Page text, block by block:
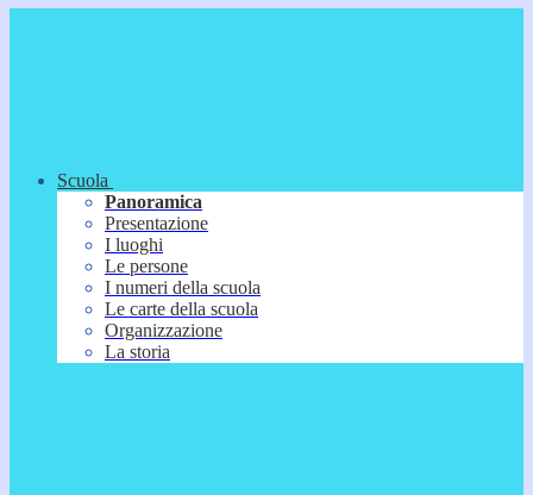
Scuola
Panoramica
Presentazione
I luoghi
Le persone
I numeri della scuola
Le carte della scuola
Organizzazione
La storia